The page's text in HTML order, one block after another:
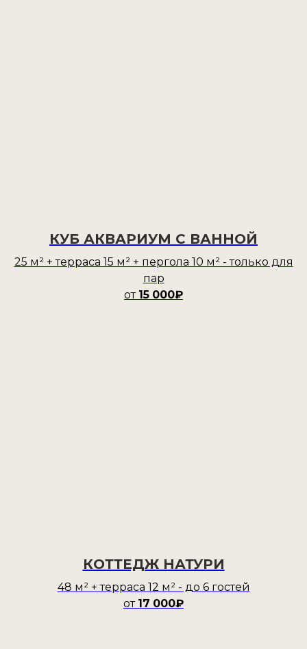
КУБ АКВАРИУМ С ВАННОЙ
25 м² + терраса 15 м² + пергола 10 м² - только для
пар
от 15 000₽
КОТТЕДЖ НАТУРИ
48 м² + терраса 12 м² - до 6 гостей
от 17 000₽